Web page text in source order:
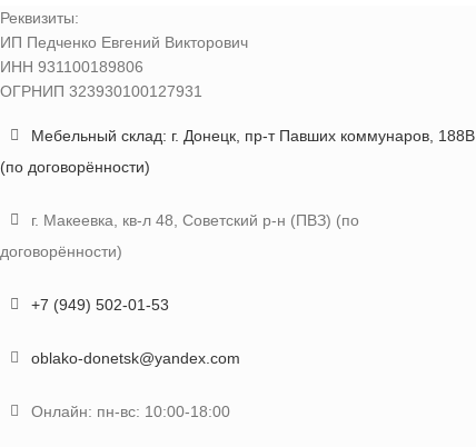
Реквизиты:
ИП Педченко Евгений Викторович
ИНН 931100189806
ОГРНИП 323930100127931
Мебельный склад: г. Донецк, пр-т Павших коммунаров, 188В
(по договорённости)
г. Макеевка, кв-л 48, Советский р-н (ПВЗ) (по
договорённости)
+7 (949) 502-01-53
oblako-donetsk@yandex.com
Онлайн: пн-вс: 10:00-18:00